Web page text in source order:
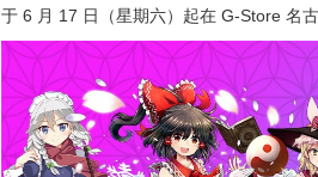
于 6 月 17 日（星期六）起在 G-Store 名